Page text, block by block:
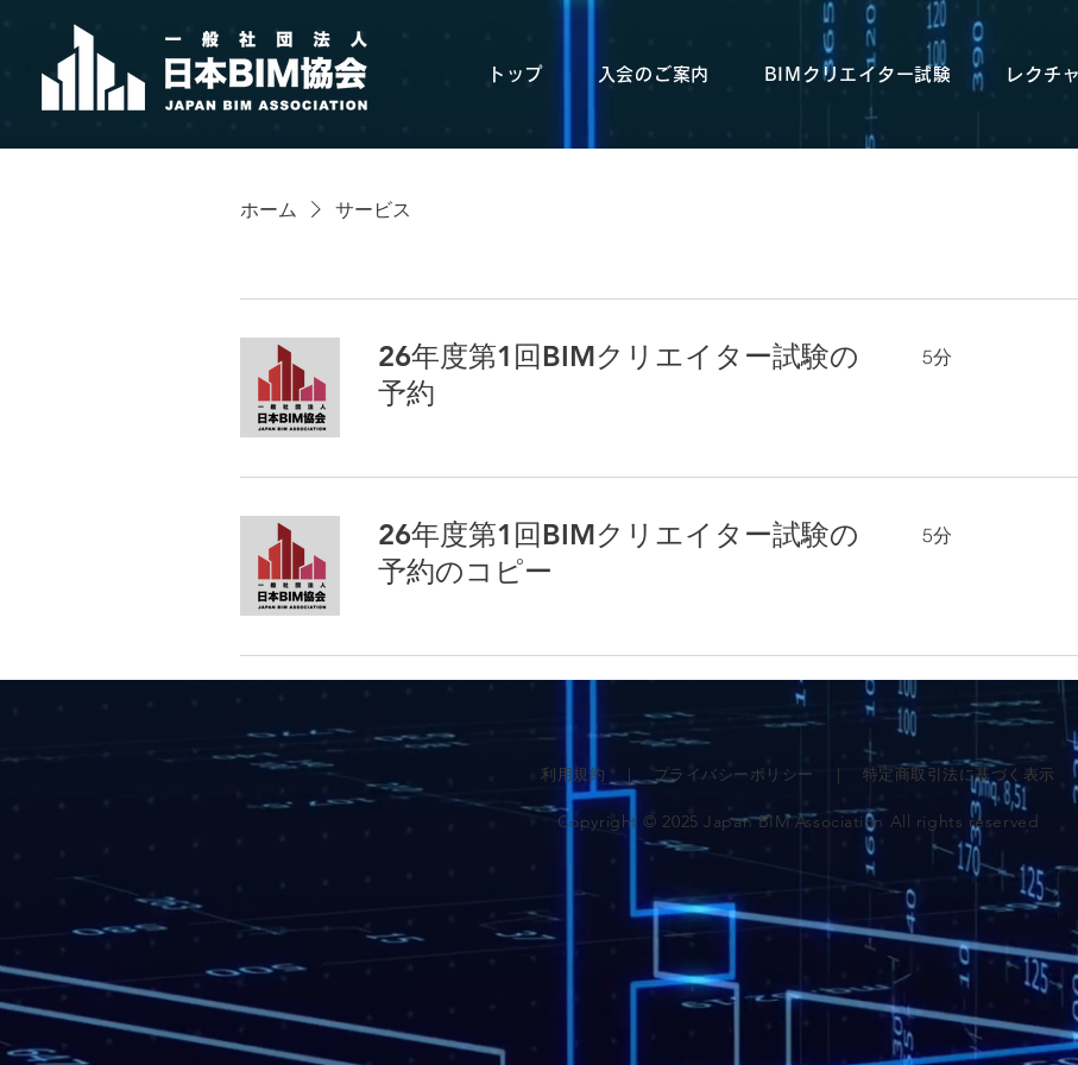
トップ 入会のご案内 BIMクリエイター試験 レクチ
ホーム サービス
26年度第1回BIMクリエイター試験の
予約
5分
26年度第1回BIMクリエイター試験の
予約のコピー
5分
利用規約 プライバシーポリシー 特定商取引法に基づく表示
Copyright © 2025 Japan BIM Association All rights reserved